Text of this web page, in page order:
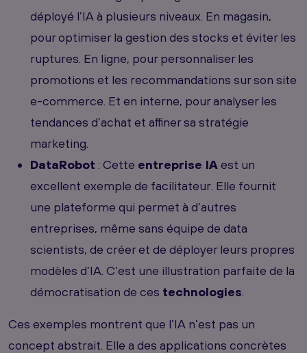
déployé l’IA à plusieurs niveaux. En magasin,
pour optimiser la gestion des stocks et éviter les
ruptures. En ligne, pour personnaliser les
promotions et les recommandations sur son site
e-commerce. Et en interne, pour analyser les
tendances d’achat et affiner sa stratégie
marketing.
DataRobot : Cette entreprise IA est un
excellent exemple de facilitateur. Elle fournit
une plateforme qui permet à d’autres
entreprises, même sans équipe de data
scientists, de créer et de déployer leurs propres
modèles d’IA. C’est une illustration parfaite de la
démocratisation de ces technologies.
Ces exemples montrent que l’IA n’est pas un
concept abstrait. Elle a des applications concrètes